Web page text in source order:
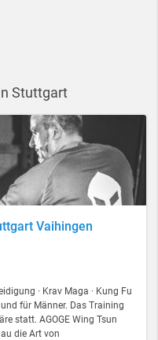
Stuttgart
Vaihingen
· Krav Maga · Kung Fu
für Männer. Das Training
statt. AGOGE Wing Tsun
die Art von